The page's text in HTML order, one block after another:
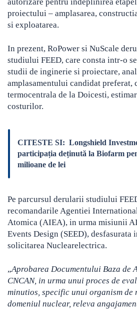
proiectului – amplasarea,
si exploatarea.
In prezent, RoPower si NuScale
studiului FEED, care consta intr-o
studii de inginerie si proiectare,
amplasamentului candidat preferat,
termocentrala de la Doicesti,
costurilor.
CITESTE SI: Longshield
participația deținută la Biofarm
milioane de lei
Pe parcursul derularii studiului
recomandarile Agentiei
Atomica (AIEA), in urma misiunii
Events Design (SEED), desfasurata
solicitarea Nuclearelectrica.
„Aprobarea Documentului Baza de
CNCAN, in urma unui proces de
minutios, specific unui organism de
domeniul nuclear, releva